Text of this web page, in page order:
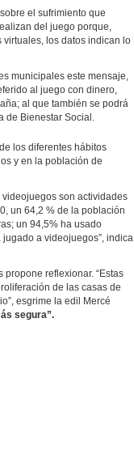
el sufrimiento que
del juego porque,
los datos indican lo
municipales este mensaje,
al juego con dinero,
al que también se podrá
de Bienestar Social.
los diferentes hábitos
y en la población de
son actividades
un 64,2 % de la población
un 94,5% ha usado
a videojuegos”, indica
reflexionar. “Estas
de las casas de
esgrime la edil Mercé
segura”.